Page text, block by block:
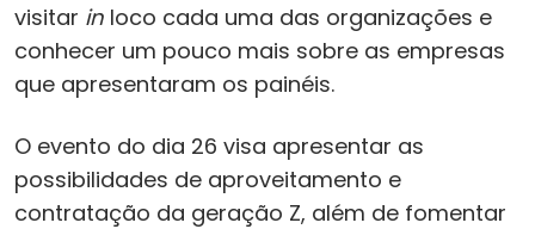
visitar in loco cada uma das organizações e
conhecer um pouco mais sobre as empresas
que apresentaram os painéis.
O evento do dia 26 visa apresentar as
possibilidades de aproveitamento e
contratação da geração Z, além de fomentar